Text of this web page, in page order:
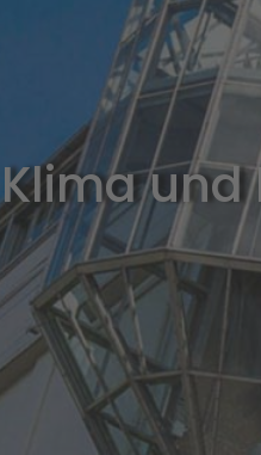
Klima